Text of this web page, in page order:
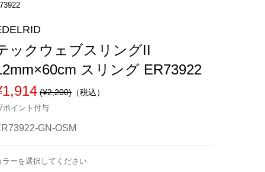
ックウェブスリングII
スリング ER73922
(¥2,200) （税込）
ポイント付与
GN-OSM
ラーを選択してください